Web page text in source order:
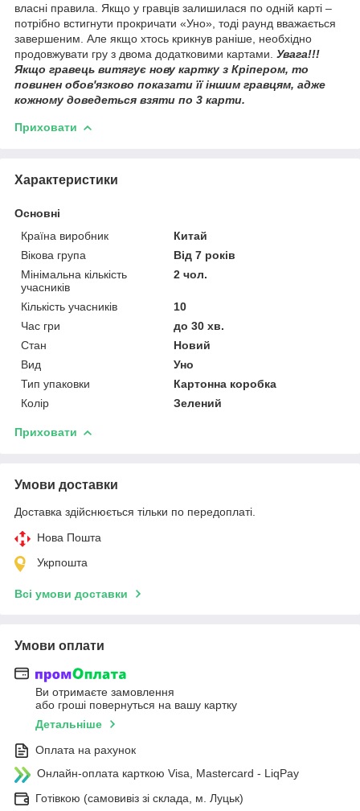
власні правила. Якщо у гравців залишилася по одній карті –
потрібно встигнути прокричати «Уно», тоді раунд вважається
завершеним. Але якщо хтось крикнув раніше, необхідно
продовжувати гру з двома додатковими картами. Увага!!!
Якщо гравець витягує нову картку з Кріпером, то
повинен обов'язково показати її іншим гравцям, адже
кожному доведеться взяти по 3 карти.
Приховати
Характеристики
Основні
Країна виробник
Китай
Вікова група
Від 7 років
Мінімальна кількість
учасників
2 чол.
Кількість учасників
10
Час гри
до 30 хв.
Стан
Новий
Вид
Уно
Тип упаковки
Картонна коробка
Колір
Зелений
Приховати
Умови доставки
Доставка здійснюється тільки по передоплаті.
Нова Пошта
Укрпошта
Всі умови доставки
Умови оплати
Ви отримаєте замовлення
або гроші повернуться на вашу картку
Детальніше
Оплата на рахунок
Онлайн-оплата карткою Visa, Mastercard - LiqPay
Готівкою (самовивіз зі склада, м. Луцьк)